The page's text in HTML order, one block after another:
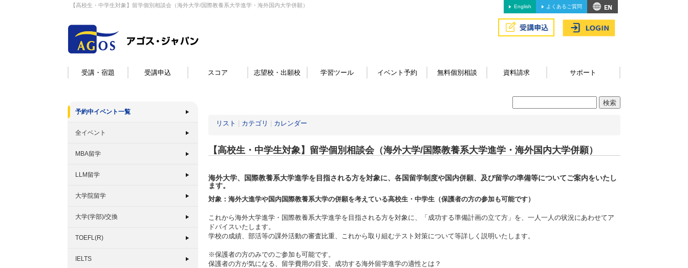
【高校生・中学生対象】留学個別相談会（海外大学/国際教養系大学進学・海外国内大学併願） English よくあるご質問
受講・宿題 受講申込 スコア 志望校・出願校 学習ツール イベント予約 無料個別相談 資料請求 サポート
予約中イベント一覧
全イベント
MBA留学
LLM留学
大学院留学
大学(学部)/交換
TOEFL(R)
IELTS
リスト カテゴリ カレンダー
【高校生・中学生対象】留学個別相談会（海外大学/国際教養系大学進学・海外国内大学併願）
海外大学、国際教養系大学進学を目指される方を対象に、各国留学制度や国内併願、及び留学の準備等についてご案内をいたし
ます。
対象：海外大進学や国内国際教養系大学の併願を考えている高校生・中学生（保護者の方の参加も可能です）
これから海外大学進学・国際教養系大学進学を目指される方を対象に、「成功する準備計画の立て方」を、一人一人の状況にあわせてア
ドバイスいたします。
学校の成績、部活等の課外活動の審査比重、これから取り組むテスト対策について等詳しく説明いたします。
※保護者の方のみでのご参加も可能です。
保護者の方が気になる、留学費用の目安、成功する海外留学進学の適性とは？